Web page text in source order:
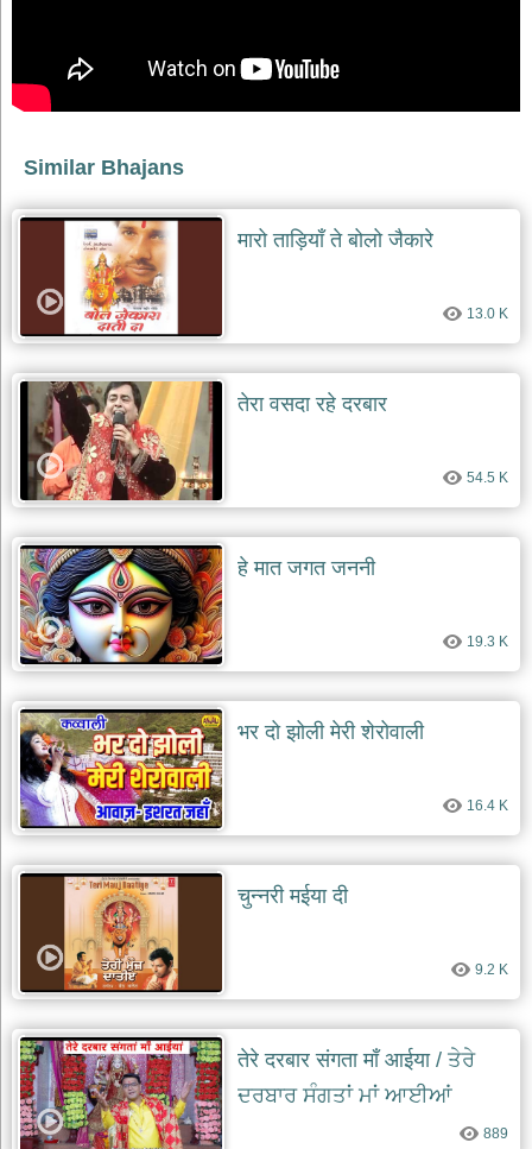
Similar Bhajans
मारो ताड़ियाँ ते बोलो जैकारे
13.0 K
तेरा वसदा रहे दरबार
54.5 K
हे मात जगत जननी
19.3 K
भर दो झोली मेरी शेरोवाली
16.4 K
चुन्नरी मईया दी
9.2 K
तेरे दरबार संगता माँ आईया / ਤੇਰੇ
ਦਰਬਾਰ ਸੰਗਤਾਂ ਮਾਂ ਆਈਆਂ
889